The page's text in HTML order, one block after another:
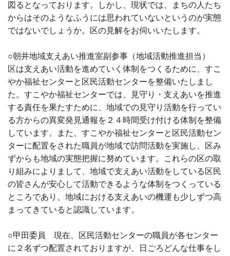
図るとなっております。しかし、現状では、まちの人たち
からはそのようなふうには思われていないというのが実態
ではないでしょうか。区の見解をお伺いいたします。
○朝井地域支えあい推進室副参事（地域活動推進担当）
区は支えあい活動を進めていく体制をつくるために、すこ
やか福祉センターと区民活動センターを整備いたしまし
た。すこやか福祉センターでは、見守り・支えあいを推進
する責任を果たすために、地域での見守り活動を行ってい
る方からの異変発見通報を２４時間受け付ける体制を整備
しています。また、すこやか福祉センターと区民活動セン
ターに配置をされた職員が地域で訪問活動を実施し、区み
ずからも地域の実態把握に努めています。これらの区の取
り組みによりまして、地域で支えあい活動をしている区民
の皆さんが安心して活動できるような体制をつくっている
ところであり、地域における支えあいの機運も少しずつ高
まってきていると認識しています。
○甲田委員 現在、区民活動センターの職員が各センター
に２名ずつ配置されておりますが、日ごろどんな仕事をし